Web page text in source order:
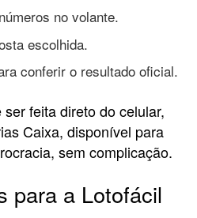
no volante.
escolhida.
conferir o resultado oficial.
feita direto do celular,
Caixa, disponível para
sem complicação.
para a Lotofácil